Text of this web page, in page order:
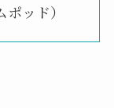
ッド）